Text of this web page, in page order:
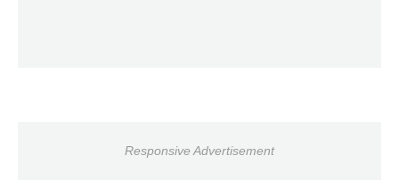
Responsive Advertisement